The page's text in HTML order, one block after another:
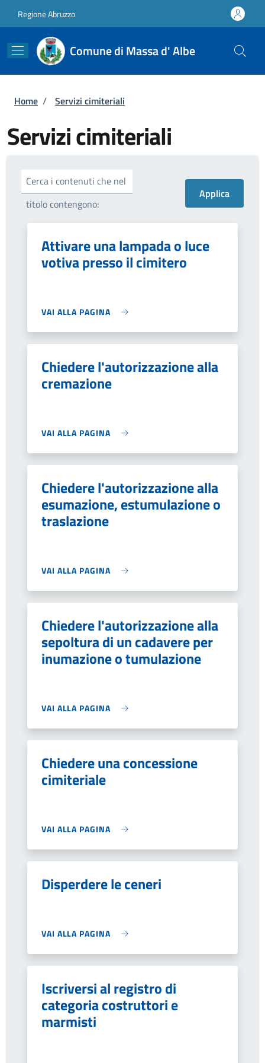
Regione Abruzzo
Comune di Massa d' Albe
Briciole di pane
Home / Servizi cimiteriali
Servizi cimiteriali
Cerca i contenuti che nel
titolo contengono:
Attivare una lampada o luce
votiva presso il cimitero
VAI ALLA PAGINA
Chiedere l'autorizzazione alla
cremazione
VAI ALLA PAGINA
Chiedere l'autorizzazione alla
esumazione, estumulazione o
traslazione
VAI ALLA PAGINA
Chiedere l'autorizzazione alla
sepoltura di un cadavere per
inumazione o tumulazione
VAI ALLA PAGINA
Chiedere una concessione
cimiteriale
VAI ALLA PAGINA
Disperdere le ceneri
VAI ALLA PAGINA
Iscriversi al registro di
categoria costruttori e
marmisti